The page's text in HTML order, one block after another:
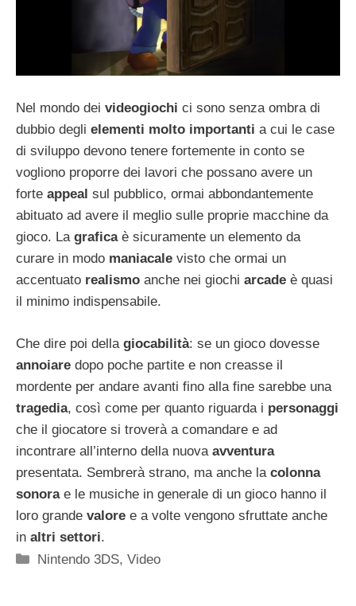
Nel mondo dei videogiochi ci sono senza ombra di
dubbio degli elementi molto importanti a cui le case
di sviluppo devono tenere fortemente in conto se
vogliono proporre dei lavori che possano avere un
forte appeal sul pubblico, ormai abbondantemente
abituato ad avere il meglio sulle proprie macchine da
gioco. La grafica è sicuramente un elemento da
curare in modo maniacale visto che ormai un
accentuato realismo anche nei giochi arcade è quasi
il minimo indispensabile.
Che dire poi della giocabilità: se un gioco dovesse
annoiare dopo poche partite e non creasse il
mordente per andare avanti fino alla fine sarebbe una
tragedia, così come per quanto riguarda i personaggi
che il giocatore si troverà a comandare e ad
incontrare all’interno della nuova avventura
presentata. Sembrerà strano, ma anche la colonna
sonorae le musiche in generale di un gioco hanno il
loro grande valore e a volte vengono sfruttate anche
in altri settori.
Categorie
Nintendo 3DS,Video